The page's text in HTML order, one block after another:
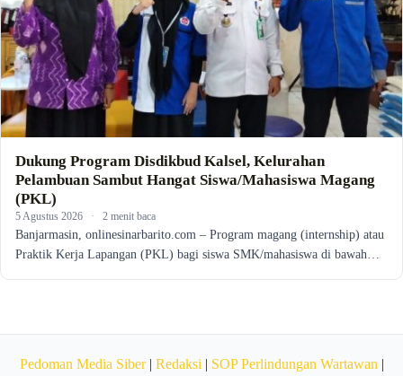
Dukung Program Disdikbud Kalsel, Kelurahan
Pelambuan Sambut Hangat Siswa/Mahasiswa Magang
(PKL)
5 Agustus 2026 · 2 menit baca
Banjarmasin, onlinesinarbarito.com – Program magang (internship) atau
Praktik Kerja Lapangan (PKL) bagi siswa SMK/mahasiswa di bawah…
Pedoman Media Siber| Redaksi | SOP Perlindungan Wartawan |